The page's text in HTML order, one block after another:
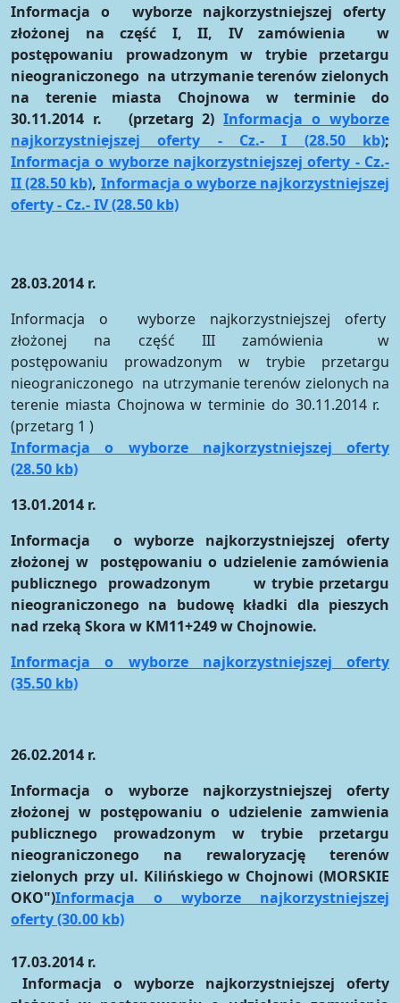
Informacja o wyborze najkorzystniejszej oferty
złożonej na część I, II, IV zamówienia w
postępowaniu prowadzonym w trybie przetargu
nieograniczonego na utrzymanie terenów zielonych
na terenie miasta Chojnowa w terminie do
30.11.2014 r. (przetarg 2)Informacja o wyborze
najkorzystniejszej oferty - Cz.- I (28.50 kb);
Informacja o wyborze najkorzystniejszej oferty - Cz.-
II (28.50 kb), Informacja o wyborze najkorzystniejszej
oferty - Cz.- IV (28.50 kb)
28.03.2014 r.
Informacja o wyborze najkorzystniejszej oferty
złożonej na część III zamówienia w
postępowaniu prowadzonym w trybie przetargu
nieograniczonego na utrzymanie terenów zielonych na
terenie miasta Chojnowa w terminie do 30.11.2014 r.
(przetarg 1 )
Informacja o wyborze najkorzystniejszej oferty
(28.50 kb)
13.01.2014 r.
Informacja o wyborze najkorzystniejszej oferty
złożonej w postępowaniu o udzielenie zamówienia
publicznego prowadzonym w trybie przetargu
nieograniczonego na budowę kładki dla pieszych
nad rzeką Skora w KM11+249 w Chojnowie.
Informacja o wyborze najkorzystniejszej oferty
(35.50 kb)
26.02.2014 r.
Informacja o wyborze najkorzystniejszej oferty
złożonej w postępowaniu o udzielenie zamwienia
publicznego prowadzonym w trybie przetargu
nieograniczonego na rewaloryzację terenów
zielonych przy ul. Kilińskiego w Chojnowi (MORSKIE
OKO")Informacja o wyborze najkorzystniejszej
oferty (30.00 kb)
17.03.2014 r.
Informacja o wyborze najkorzystniejszej oferty